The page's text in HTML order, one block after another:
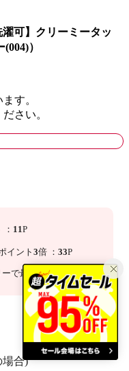
可】クリーミータッ
）
す。
さい。
： 11P
イント 3倍 ： 33P
で最大倍！ 詳細
場合)